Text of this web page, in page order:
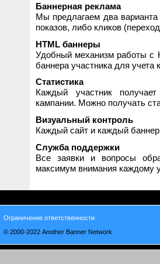
Баннерная реклама
Мы предлагаем два
показов, либо кликов
HTML баннеры
Удобный механизм работы с
баннера участника для
Статистика
Каждый участник
кампании. Можно получать
Визуальный контроль
Каждый сайт и каждый
Служба поддержки
Все заявки и вопросы
максимум внимания каждому
Ограничение ответственности
© 2000-2022 Another Banner Network